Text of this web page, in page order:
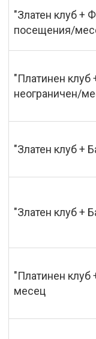
"Златен клуб +
посещения/
"Платинен клуб
неограничен/
"Златен клуб +
"Златен клуб +
"Платинен клуб
месец